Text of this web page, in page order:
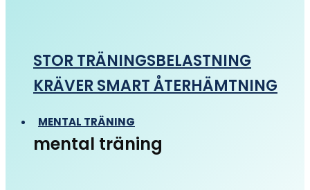
STOR TRÄNINGSBELASTNING
KRÄVER SMART ÅTERHÄMTNING
MENTAL TRÄNING
mental träning